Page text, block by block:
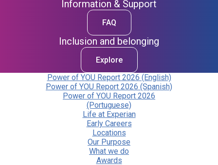
Information & Support
FAQ
Inclusion and belonging
Explore
Power of YOU Report 2026 (English)
Power of YOU Report 2026 (Spanish)
Power of YOU Report 2026
(Portuguese)
Life at Experian
Early Careers
Locations
Our Purpose
What we do
Awards